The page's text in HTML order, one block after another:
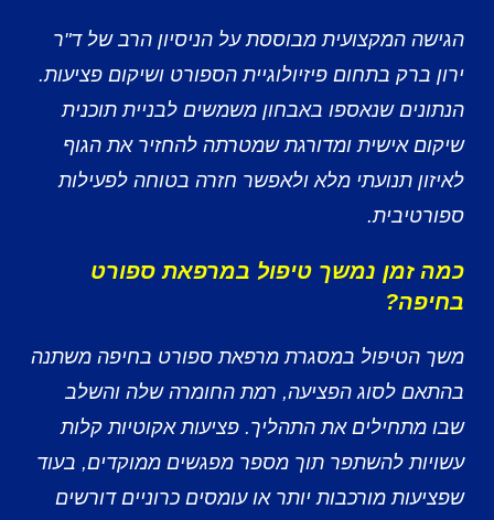
הגישה המקצועית מבוססת על הניסיון הרב של ד"ר
ירון ברק בתחום פיזיולוגיית הספורט ושיקום פציעות.
הנתונים שנאספו באבחון משמשים לבניית תוכנית
שיקום אישית ומדורגת שמטרתה להחזיר את הגוף
לאיזון תנועתי מלא ולאפשר חזרה בטוחה לפעילות
ספורטיבית.
כמה זמן נמשך טיפול במרפאת ספורט
בחיפה?
משך הטיפול במסגרת מרפאת ספורט בחיפה משתנה
בהתאם לסוג הפציעה, רמת החומרה שלה והשלב
שבו מתחילים את התהליך. פציעות אקוטיות קלות
עשויות להשתפר תוך מספר מפגשים ממוקדים, בעוד
שפציעות מורכבות יותר או עומסים כרוניים דורשים